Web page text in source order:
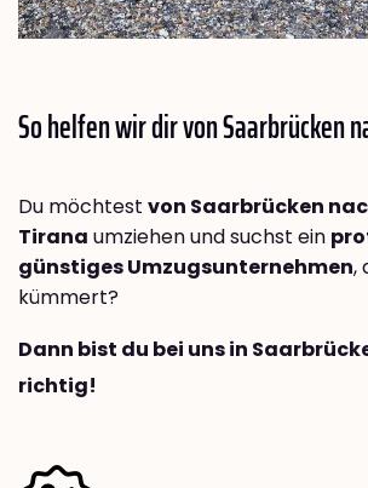
So helfen wir dir von Saarbrücken
Du möchtest von Saarbrücken
Tirana umziehen und suchst ein
günstiges Umzugsunternehmen,
kümmert?
Dann bist du bei uns in
richtig!